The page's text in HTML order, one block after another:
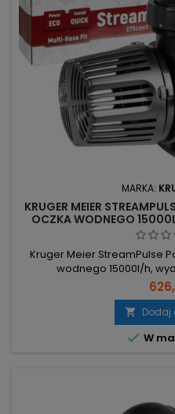
MARKA:
KRUGER MEIER
OCZKA WODNEGO
Kruger Meier StreamPulse
wodnego 15000l/h,
zanurzeniowej. Wydajność
i lepsza filtracja. Moc 125 W –
wydajności.
wodospadów. Ceramiczna
na sucho i
 Dodaj
 W